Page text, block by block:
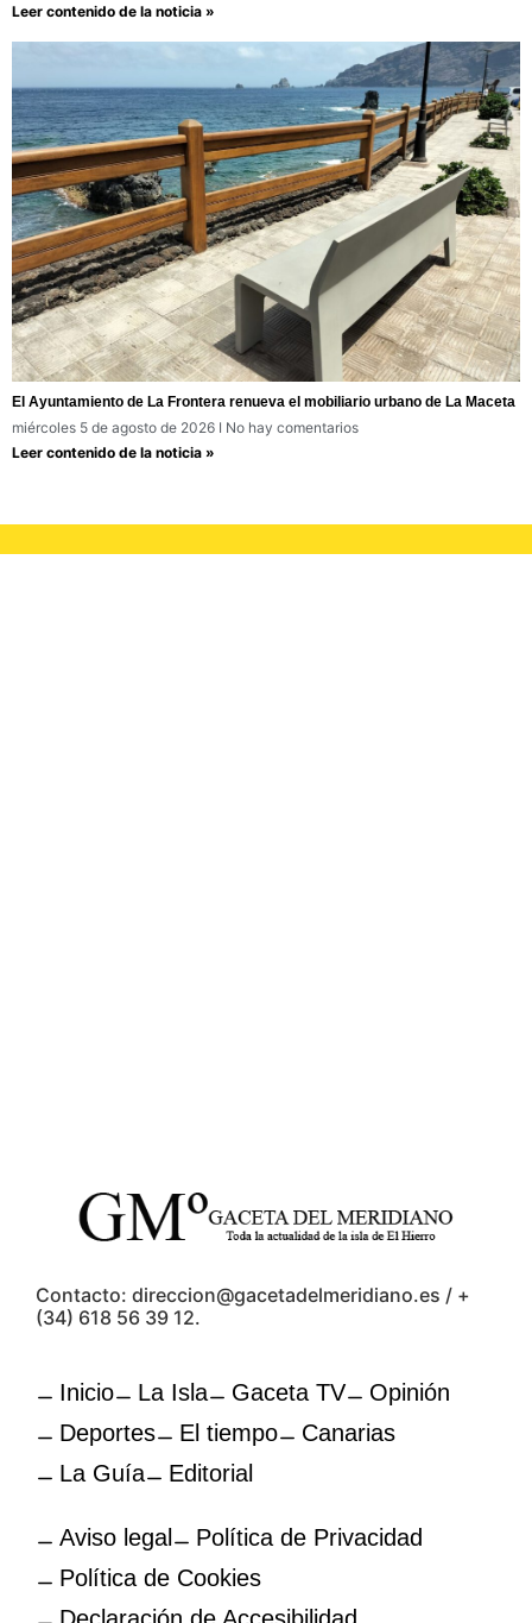
Leer contenido de la noticia »
El Ayuntamiento de La Frontera renueva el mobiliario urbano de La Maceta
miércoles 5 de agosto de 2026
No hay comentarios
Leer contenido de la noticia »
Contacto: direccion@gacetadelmeridiano.es / +
(34) 618 56 39 12.
Inicio La Isla Gaceta TV
Opinión
Deportes
El tiempo
Canarias
La Guía
Editorial
Aviso legal
Política de Privacidad
Política de Cookies